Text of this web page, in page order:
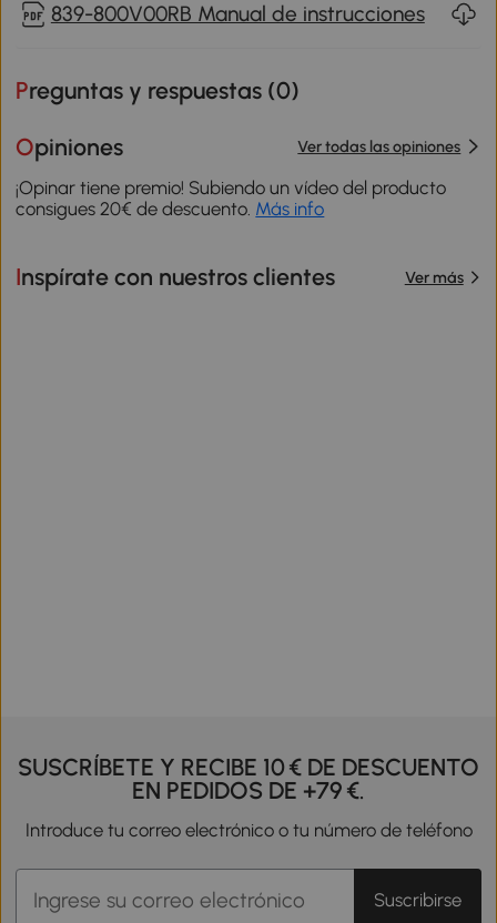
839-800V00RB Manual de instrucciones
Preguntas y respuestas (0)
Opiniones Ver todas las opiniones
¡Opinar tiene premio! Subiendo un vídeo del producto
consigues 20€ de descuento. Más info
Inspírate con nuestros clientes Ver más
SUSCRÍBETE Y RECIBE 10 € DE DESCUENTO
EN PEDIDOS DE +79 €.
Introduce tu correo electrónico o tu número de teléfono
Suscribirse